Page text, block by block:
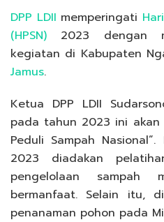
DPP LDII memperingati
(HPSN) 2023 dengan
kegiatan di Kabupaten
Jamus.
Ketua DPP LDII
pada tahun 2023 ini akan
Peduli Sampah
2023 diadakan
pengelolaan sampah
bermanfaat. Selain itu,
penanaman pohon pada